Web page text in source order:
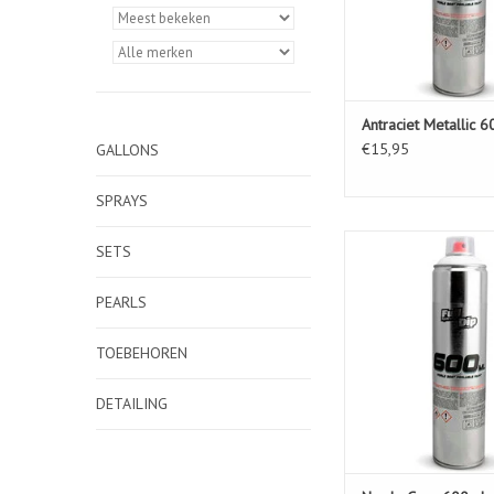
GALLONS
SPRAYS
SETS
PEARLS
TOEBEHOREN
DETAILING
Antraciet Metallic
€15,95
FullDip Nardo
TOEVOEGEN AAN